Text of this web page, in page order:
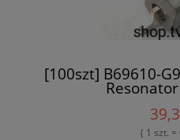
[100szt] B69610-
( 1 szt. =